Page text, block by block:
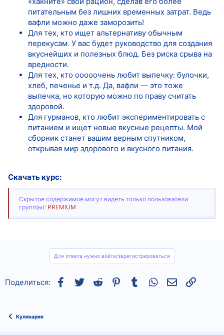
питательным без лишних временных затрат. Ведь
вафли можно даже заморозить!
Для тех, кто ищет альтернативу обычным
перекусам. У вас будет руководство для создания
вкуснейших и полезных блюд. Без риска срыва на
вредности.
Для тех, кто ооооочень любит выпечку: булочки,
хлеб, печенье и т.д. Да, вафли — это тоже
выпечка, но которую можно по праву считать
здоровой.
Для гурманов, кто любит экспериментировать с
питанием и ищет новые вкусные рецепты. Мой
сборник станет вашим верным спутником,
открывая мир здорового и вкусного питания.
Скачать курс:
Скрытое содержимое могут видеть только пользователи
групп(ы): PREMIUM
Для ответа нужно войти/зарегистрироваться
Поделиться: Facebook
TwitterReddit Pinterest
Tumblr WhatsAppСсылка
Кулинария